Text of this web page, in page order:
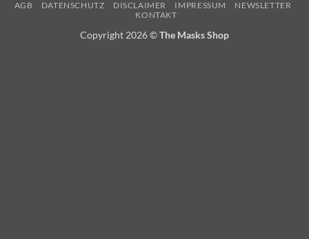
Delivery
AGB DATENSCHUTZ DISCLAIMER IMPRESSUM
NEWSLETTER
KONTAKT
Copyright 2026 ©The Masks Shop